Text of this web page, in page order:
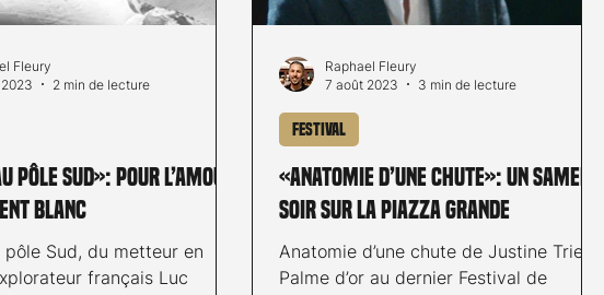
pôle Sud»: pour l’amour
Blanc
pôle Sud, du metteur en
français Luc
Fleury
2 min de lecture
«Anatomie d’une chute»: un samedi
soir sur la Piazza Grande
Anatomie d’une chute de Justine Triet,
Palme d’or au dernier Festival de
Festival
Raphael Fleury
7 août 2023
3 min de lecture